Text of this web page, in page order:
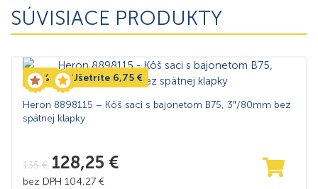
SÚVISIACE PRODUKTY
-5% Ušetríte 6,75 €
Heron 8898115 – Kôš saci s bajonetom B75, 3″/80mm bez
spätnej klapky
135€ 128,25 €
bez DPH 104,27 €